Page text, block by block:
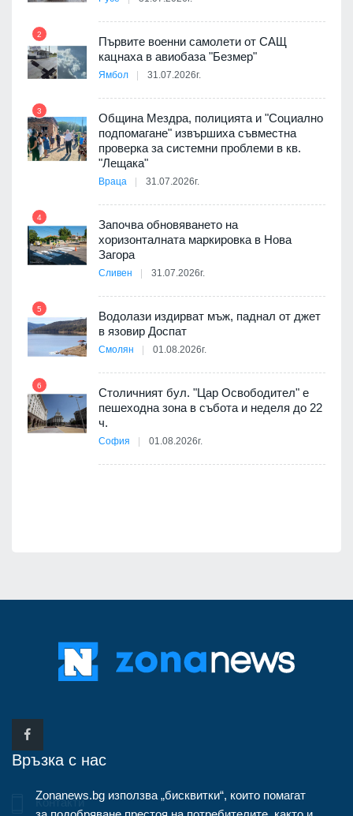
2
Първите военни самолети от САЩ
кацнаха в авиобаза "Безмер"
Ямбол 31.07.2026г.
3
Община Мездра, полицията и "Социално
подпомагане" извършиха съвместна
проверка за системни проблеми в кв.
"Лещака"
Враца 31.07.2026г.
4
Започва обновяването на
хоризонталната маркировка в Нова
Загора
Сливен 31.07.2026г.
5
Водолази издирват мъж, паднал от джет
в язовир Доспат
Смолян 01.08.2026г.
6
Столичният бул. "Цар Освободител" е
пешеходна зона в събота и неделя до 22
ч.
София 01.08.2026г.
Връзка с нас
Контакти
Zonanews.bg използва „бисквитки“, които помагат